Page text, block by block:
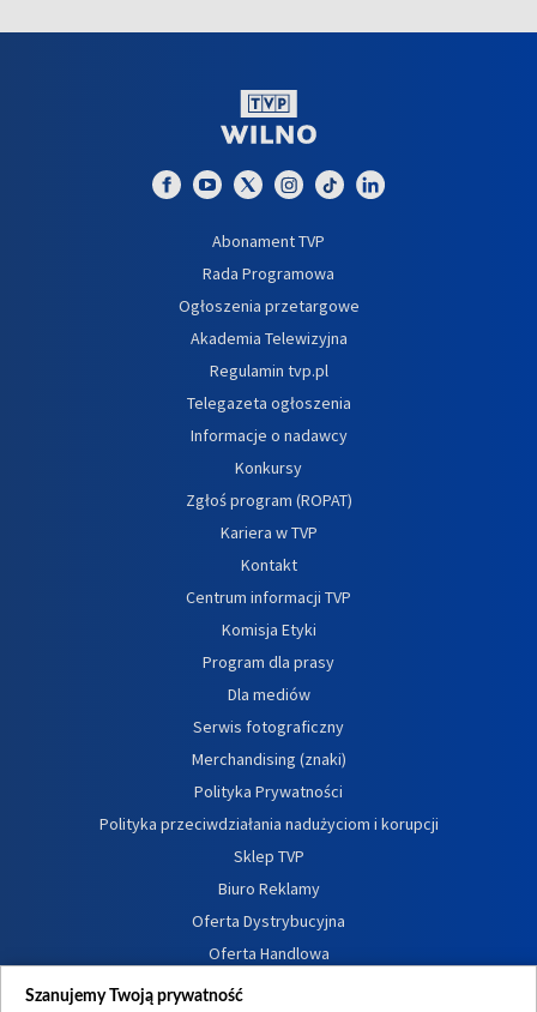
Abonament TVP
Rada Programowa
Ogłoszenia przetargowe
Akademia Telewizyjna
Regulamin tvp.pl
Telegazeta ogłoszenia
Informacje o nadawcy
Konkursy
Zgłoś program (ROPAT)
Kariera w TVP
Kontakt
Centrum informacji TVP
Komisja Etyki
Program dla prasy
Dla mediów
Serwis fotograficzny
Merchandising (znaki)
Polityka Prywatności
Polityka przeciwdziałania nadużyciom i korupcji
Sklep TVP
Biuro Reklamy
Oferta Dystrybucyjna
Oferta Handlowa
Dostępność
Szanujemy Twoją prywatność